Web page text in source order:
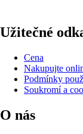
Užitečné
Cena
Nakupujte
Podmínky
Soukromí a
O nás